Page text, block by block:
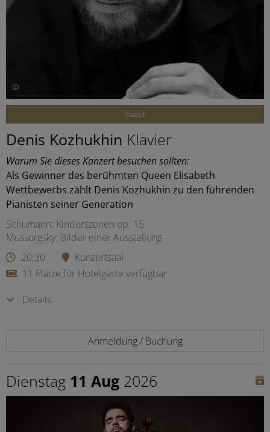
©
Klassik
Denis Kozhukhin Klavier
Warum Sie dieses Konzert besuchen sollten:
Als Gewinner des berühmten Queen Elisabeth
Wettbewerbs zählt Denis Kozhukhin zu den führenden
Pianisten seiner Generation
Schumann: Kinderszenen op. 15
Mussorgsky: Bilder einer Ausstellung
20:30
Konzertsaal
11 Plätze für Hotelgäste verfügbar
Details
Anmeldung / Buchung
Dienstag 11 Aug 2026